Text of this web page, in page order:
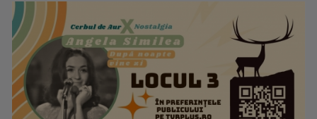
TELEȘCOALA: Limba franceză, nivel A 1 / VIDEO